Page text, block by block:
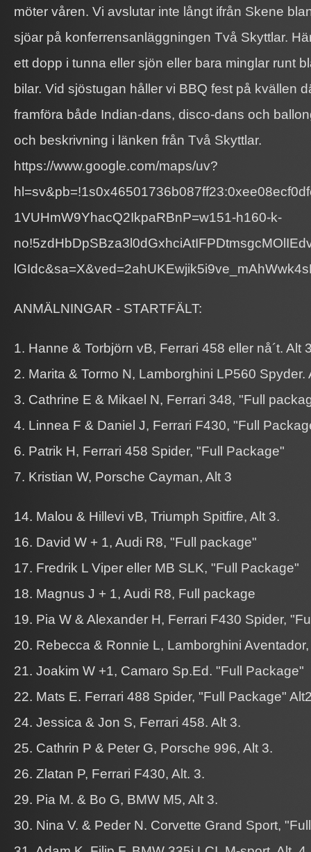
möter våren. Vi avslutar inte långt ifrån Skene
sjöar på konferrensanläggningen Två Skyttlar.
ett dopp i tunna eller sjön eller bara minglar runt
bilar. Vid sjöstugan håller vi BBQ fest på kvällen
framföra både Indian-dans, disco-dans och
och beskrivning i länken från Två Skyttlar.
https://www.google.com/maps/uv?
1VUHmW9YhacQ2IkpaRBnP=w151-h160-k-
ANMÄLNINGAR - STARTFÄLT:
1. Hanne & Torbjörn vB, Ferrari 458 eller nå´t. Alt
2. Marita & Tormo N, Lamborghini LP560 Spyder.
3. Cathrine E & Mikael N, Ferrari 348, "Full
4. Linnea F & Daniel J, Ferrari F430, "Full
6. Patrik H, Ferrari 458 Spider, "Full Package"
7. Kristian W, Porsche Cayman, Alt 3
14. Malou & Hillevi vB, Triumph Spitfire, Alt 3.
16. David W + 1, Audi R8, "Full package"
17. Fredrik L Viper eller MB SLK, "Full Package"
18. Magnus J + 1, Audi R8, Full package
19. Pia W & Alexander H, Ferrari F430 Spider,
20. Rebecca & Ronnie L, Lamborghini
21. Joakim W +1, Camaro Sp.Ed. "Full Package"
22. Mats E. Ferrari 488 Spider, "Full Package"
24. Jessica & Jon S, Ferrari 458. Alt 3.
25. Cathrin P & Peter G, Porsche 996, Alt 3.
26. Zlatan P, Ferrari F430, Alt. 3.
29. Pia M. & Bo G, BMW M5, Alt 3.
30. Nina V. & Peder N. Corvette Grand Sport,